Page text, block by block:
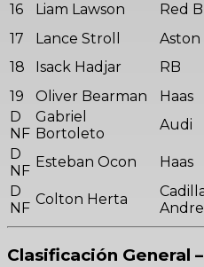
16 Liam Lawson Red
17
Lance Stroll Aston
18
Isack Hadjar RB
19
Oliver Bearman Haas
D
NF
Gabriel
Bortoleto
Audi
D
NF
Esteban Ocon Haas
D
NF
Colton Herta
Clasificación General